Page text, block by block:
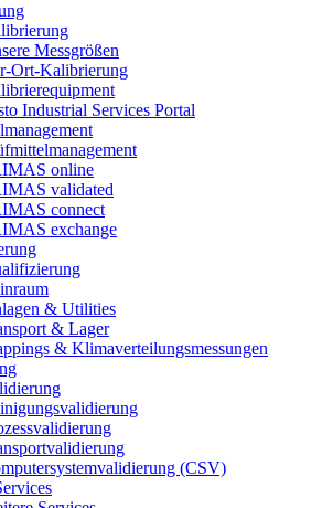
Messgrößen
Ort-Kalibrierung
Industrial Services Portal
online
validated
connect
exchange
& Utilities
& Lager
& Klimaverteilungsmessungen
(CSV)